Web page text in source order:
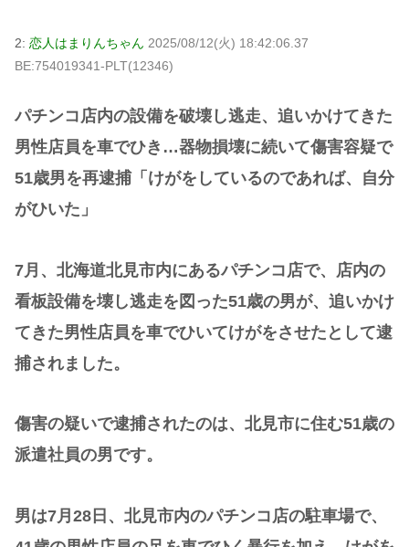
2: 恋人はまりんちゃん 2025/08/12(火) 18:42:06.37
BE:754019341-PLT(12346)
パチンコ店内の設備を破壊し逃走、追いかけてきた
男性店員を車でひき…器物損壊に続いて傷害容疑で
51歳男を再逮捕「けがをしているのであれば、自分
がひいた」
7月、北海道北見市内にあるパチンコ店で、店内の
看板設備を壊し逃走を図った51歳の男が、追いかけ
てきた男性店員を車でひいてけがをさせたとして逮
捕されました。
傷害の疑いで逮捕されたのは、北見市に住む51歳の
派遣社員の男です。
男は7月28日、北見市内のパチンコ店の駐車場で、